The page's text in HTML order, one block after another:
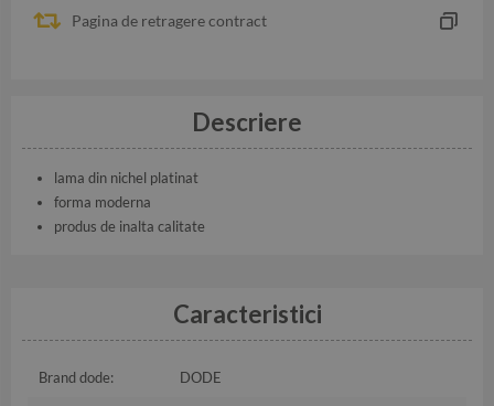
Pagina de retragere contract
Descriere
lama din nichel platinat
forma moderna
produs de inalta calitate
Caracteristici
Brand dode: DODE